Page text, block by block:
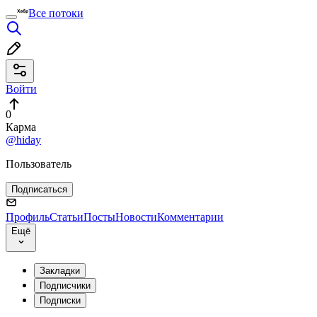
Все потоки
Войти
0
Карма
@hiday
Пользователь
Подписаться
ПрофильСтатьиПостыНовостиКомментарии
Ещё
Закладки
Подписчики
Подписки